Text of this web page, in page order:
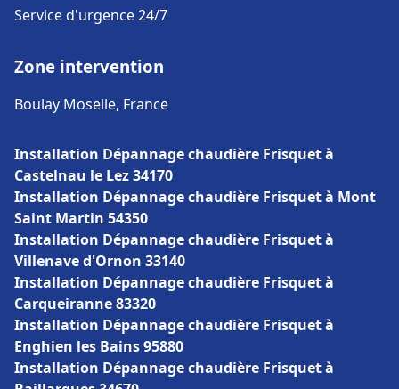
Service d'urgence 24/7
Zone intervention
Boulay Moselle, France
Installation Dépannage chaudière Frisquet à
Castelnau le Lez 34170
Installation Dépannage chaudière Frisquet à Mont
Saint Martin 54350
Installation Dépannage chaudière Frisquet à
Villenave d'Ornon 33140
Installation Dépannage chaudière Frisquet à
Carqueiranne 83320
Installation Dépannage chaudière Frisquet à
Enghien les Bains 95880
Installation Dépannage chaudière Frisquet à